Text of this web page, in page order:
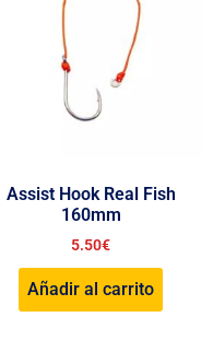
Assist Hook Real Fish
160mm
5.50€
Añadir al carrito